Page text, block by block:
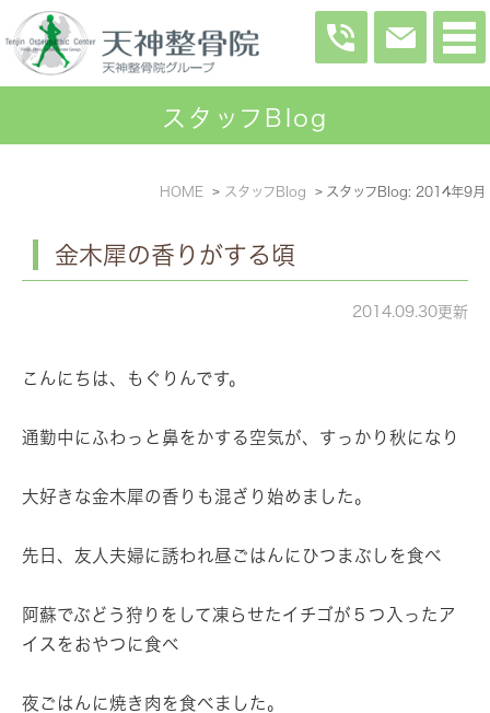
スタッフBlog
HOME スタッフBlog スタッフBlog: 2014年9月
金木犀の香りがする頃
2014.09.30更新
こんにちは、もぐりんです。
通勤中にふわっと鼻をかする空気が、すっかり秋になり
大好きな金木犀の香りも混ざり始めました。
先日、友人夫婦に誘われ昼ごはんにひつまぶしを食べ
阿蘇でぶどう狩りをして凍らせたイチゴが５つ入ったア
イスをおやつに食べ
夜ごはんに焼き肉を食べました。